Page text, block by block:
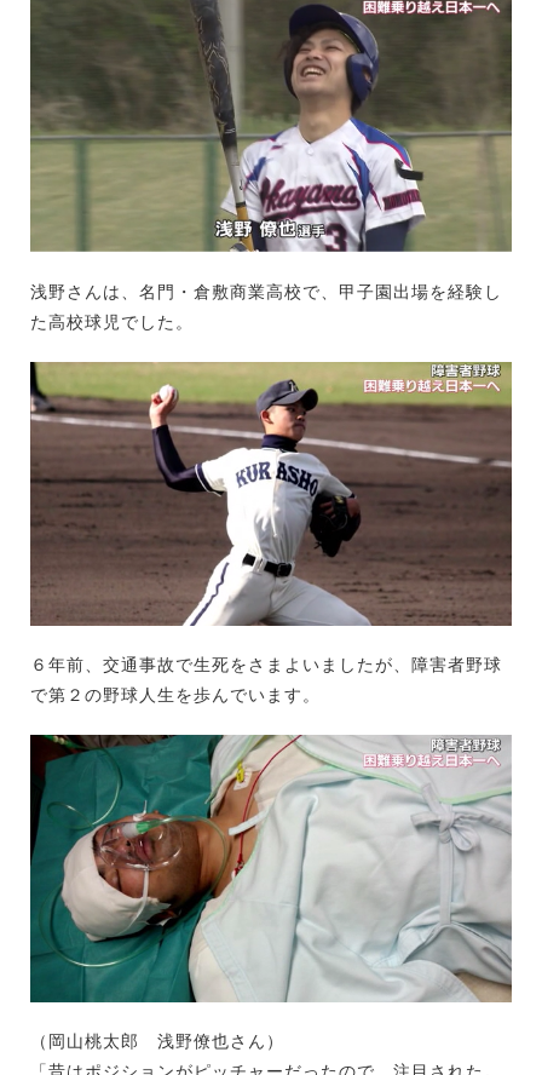
浅野さんは、名門・倉敷商業高校で、甲子園出場を経験し
た高校球児でした。
６年前、交通事故で生死をさまよいましたが、障害者野球
で第２の野球人生を歩んでいます。
（岡山桃太郎 浅野僚也さん）